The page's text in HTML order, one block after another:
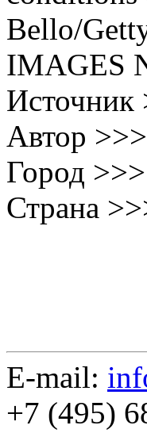
Bello/
IMAGES
Источник
Автор
Город
Страна
E-mail:
+7 (495)